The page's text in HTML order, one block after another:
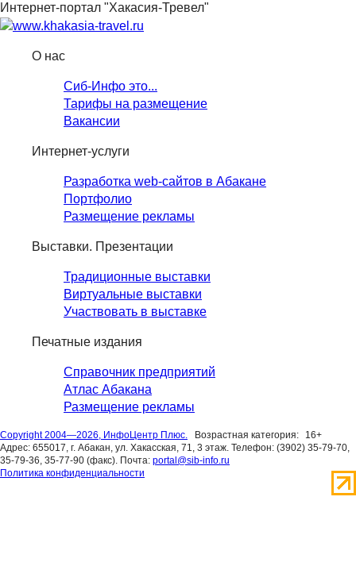
Интернет-портал "Хакасия-Тревел"
О нас
Сиб-Инфо это...
Тарифы на размещение
Вакансии
Интернет-услуги
Разработка web-сайтов в Абакане
Портфолио
Размещение рекламы
Выставки. Презентации
Традиционные выставки
Виртуальные выставки
Участвовать в выставке
Печатные издания
Справочник предприятий
Атлас Абакана
Размещение рекламы
Copyright 2004—2026, ИнфоЦентр Плюс. Возрастная категория:
16+
Адрес: 655017, г. Абакан, ул. Хакасская, 71, 3 этаж. Телефон: (3902) 35-79-70,
35-79-36, 35-77-90 (факс). Почта: portal@sib-info.ru
Политика конфиденциальности